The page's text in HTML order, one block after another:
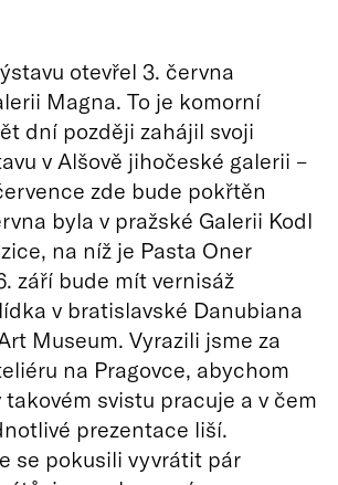
otevřel 3. června
Magna. To je komorní
dní později zahájil svoji
v Alšově jihočeské galerii –
zde bude pokřtěn
byla v pražské Galerii Kodl
na níž je Pasta Oner
září bude mít vernisáž
v bratislavské Danubiana
Museum. Vyrazili jsme za
na Pragovce, abychom
svistu pracuje a v čem
prezentace liší.
se pokusili vyvrátit pár